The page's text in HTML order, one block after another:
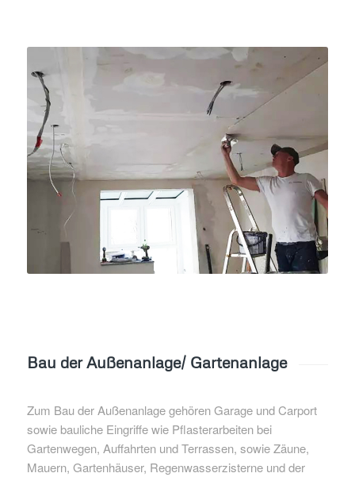
Bau der Außenanlage/ Gartenanlage
Zum Bau der Außenanlage gehören Garage und Carport
sowie bauliche Eingriffe wie Pflasterarbeiten bei
Gartenwegen, Auffahrten und Terrassen, sowie Zäune,
Mauern, Gartenhäuser, Regenwasserzisterne und der